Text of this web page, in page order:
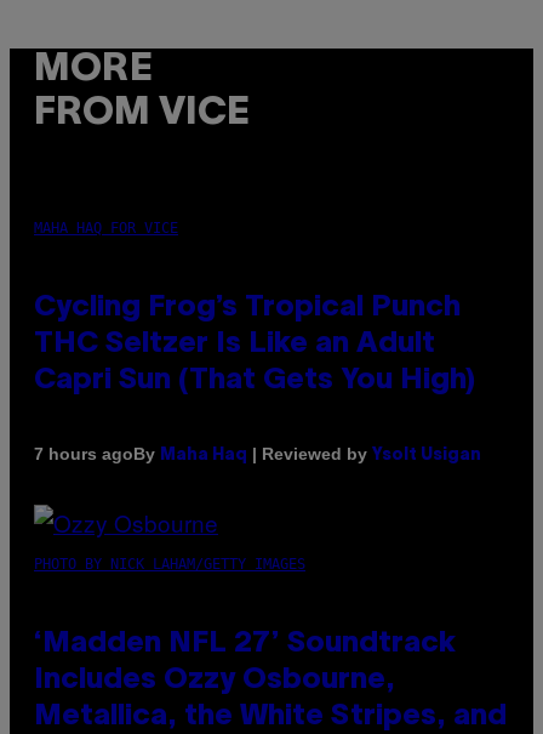
MORE
FROM VICE
MAHA HAQ FOR VICE
Cycling Frog’s Tropical Punch
THC Seltzer Is Like an Adult
Capri Sun (That Gets You High)
7 hours agoBy Maha Haq | Reviewed by Ysolt Usigan
PHOTO BY NICK LAHAM/GETTY IMAGES
‘Madden NFL 27’ Soundtrack
Includes Ozzy Osbourne,
Metallica, the White Stripes, and